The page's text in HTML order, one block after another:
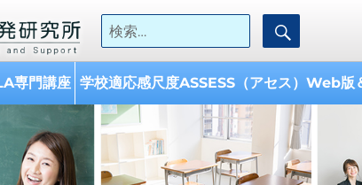
【AISES】学校教育開
AISES『学校教育開発研究所』は、 「子どもと
的として設立されました。
検索:
検
専門講座 学校適応感尺度ASSESS（アセス）Web版